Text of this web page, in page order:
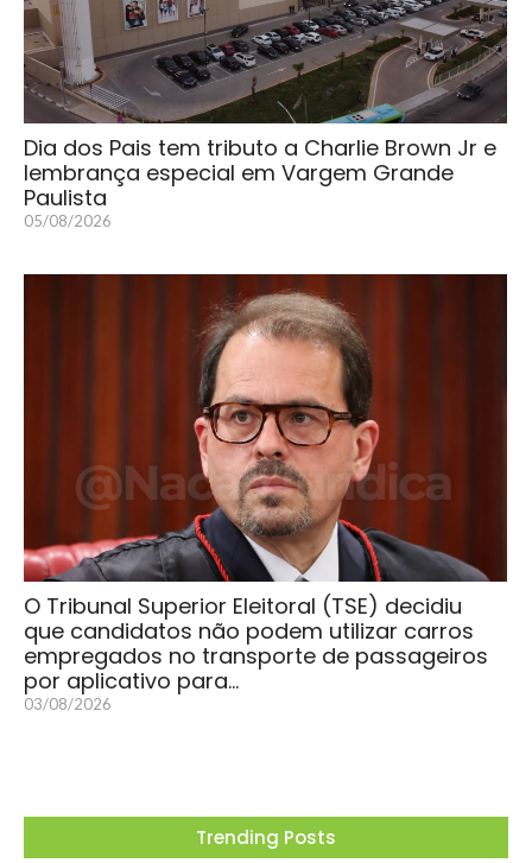
Dia dos Pais tem tributo a Charlie Brown Jr e
lembrança especial em Vargem Grande
Paulista
05/08/2026
O Tribunal Superior Eleitoral (TSE) decidiu
que candidatos não podem utilizar carros
empregados no transporte de passageiros
por aplicativo para…
03/08/2026
Trending Posts